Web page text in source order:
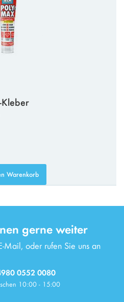
Warenkorb
gerne weiter
Mail, oder rufen Sie uns an
0552 0080
10:00 - 15:00